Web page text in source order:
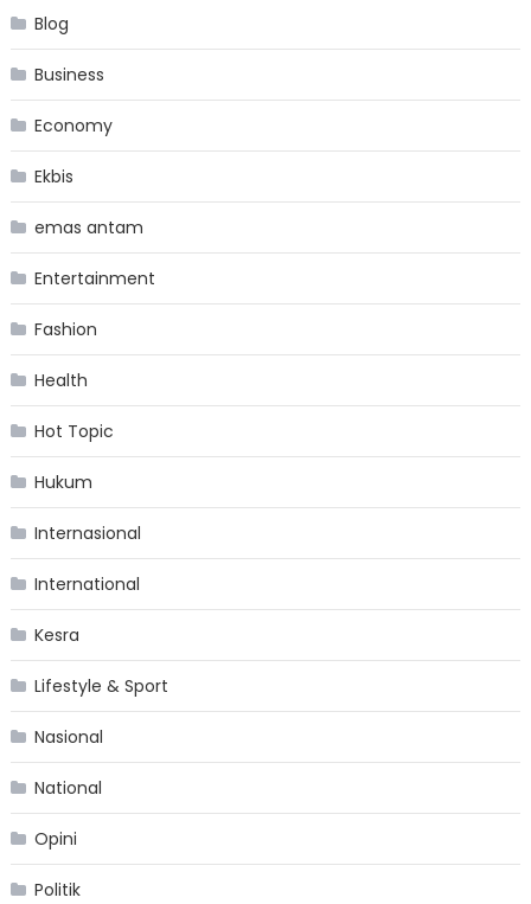
Blog
Business
Economy
Ekbis
emas antam
Entertainment
Fashion
Health
Hot Topic
Hukum
Internasional
International
Kesra
Lifestyle & Sport
Nasional
National
Opini
Politik